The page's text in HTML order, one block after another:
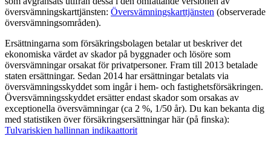
översvämningskarttjänsten: Översvämningskarttjänsten (observerade
översvämningsområden).
Ersättningarna som försäkringsbolagen betalar ut beskriver det
ekonomiska värdet av skador på byggnader och lösöre som
översvämningar orsakat för privatpersoner. Fram till 2013 betalade
staten ersättningar. Sedan 2014 har ersättningar betalats via
översvämningsskyddet som ingår i hem- och fastighetsförsäkringen.
Översvämningsskyddet ersätter endast skador som orsakas av
exceptionella översvämningar (ca 2 %, 1/50 år). Du kan bekanta dig
med statistiken över försäkringsersättningar här (på finska):
Tulvariskien hallinnan indikaattorit